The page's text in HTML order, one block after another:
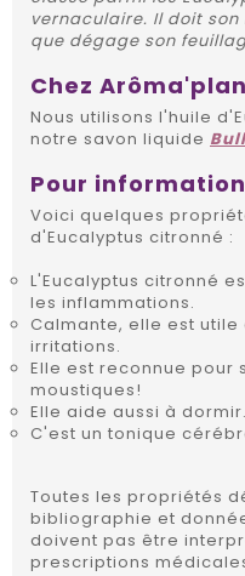
vernaculaire. Il doit
que dégage son
Chez
Nous utilisons l'huile
notre savon liquide
Pour
Voici quelques
d'Eucalyptus citronné :
L'Eucalyptus citronné
les inflammations.
Calmante, elle est
irritations.
Elle est reconnue
moustiques!
Elle aide aussi à dormir.
C'est un tonique
Toutes les propriétés
bibliographie et
doivent pas être
prescriptions